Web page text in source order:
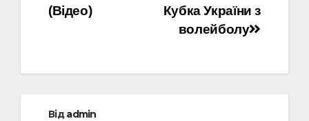
Кубка України з
волейболу
(Відео)
Відadmin